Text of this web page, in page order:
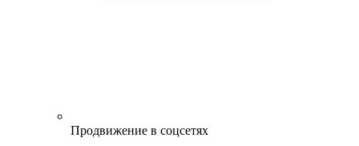
Продвижение в соцсетях